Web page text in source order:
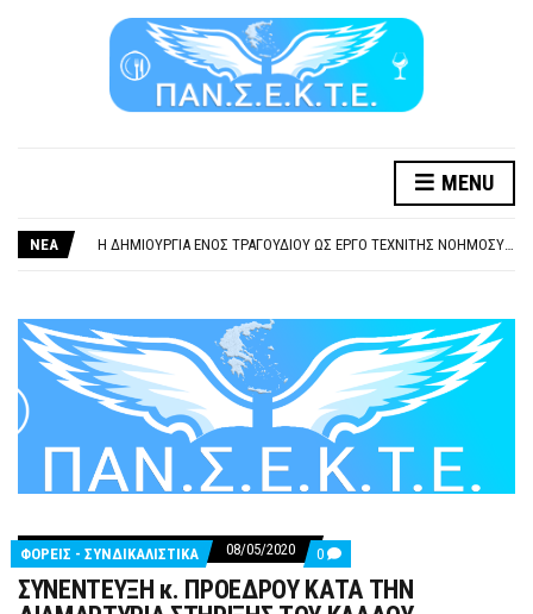
MENU
ΝΕΑ
Η ΔΗΜΙΟΥΡΓΙΑ ΕΝΟΣ ΤΡΑΓΟΥΔΙΟΥ ΩΣ ΕΡΓΟ ΤΕΧΝΙΤΗΣ ΝΟΗΜΟΣΥΝΗΣ ΚΑΤΑ 100/100 ΔΕΝ ΥΠΟΚΕΙΤΑΙ ΣΕ ΠΝΕΥΜΑΤΙΚΑ/ΣΥΓΓΕΝΙΚΑ ΔΙΚΑΙΩΜΑΤΑ. ΠΑΡΑΠΛΑΝΗΤΙΚΕΣ ΚΑΙ ΨΕΥΔΕΙΣ ΟΙ ΤΟΠΟΘΕΤΗΣΕΙΣ ΤΟΥ GEA.
ΞΕΧΕΙΛΙΖΕΙ Η ΟΡΓΗ ΚΑΙ Η ΑΓΑΝΑΚΤΗΣΗ ΑΠΟ ΧΙΛΙΑΔΕΣ ΣΥΝΑΔΕΛΦΟΥΣ
ΣΟΒΑΡΌΤΑΤΗ Η ΠΑΡΆΒΑΣΗ ΧΡΉΣΗ ΜΟΥΣΙΚΉΣ ΧΩΡΊΣ ΤΟ ΑΠΟΔΕΙΚΤΙΚΌ ΥΠΟΒΟΛΉΣ ΓΝΩΣΤΟΠΟΊΗΣΗΣ
ΦΟΡΕΙΣ - ΣΥΝΔΙΚΑΛΙΣΤΙΚΑ 08/05/2020 0 COMMENTS
ON
ΣΥΝΕΝΤΕΥΞΗ
Κ.
ΣΥΝΕΝΤΕΥΞΗ κ. ΠΡΟΕΔΡΟΥ ΚΑΤΑ ΤΗΝ